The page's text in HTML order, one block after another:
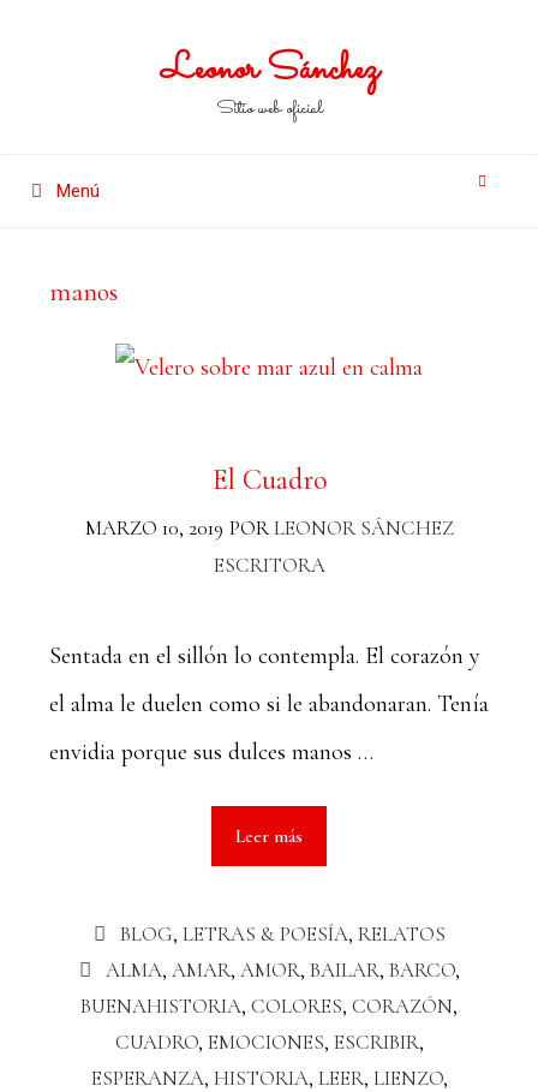
Leonor Sánchez
Sitio web oficial
Menú
manos
El Cuadro
MARZO 10, 2019 PORLEONOR SÁNCHEZ
ESCRITORA
Sentada en el sillón lo contempla. El corazón y
el alma le duelen como si le abandonaran. Tenía
envidia porque sus dulces manos …
Leer más
BLOG,LETRAS & POESÍA,RELATOS
ALMA,AMAR,AMOR,BAILAR,BARCO,
BUENAHISTORIA, COLORES, CORAZÓN,
CUADRO, EMOCIONES, ESCRIBIR,
ESPERANZA, HISTORIA, LEER, LIENZO,